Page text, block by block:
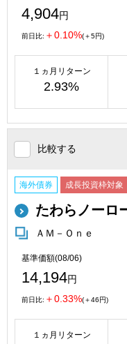
4,904円
前日比: ＋0.10%(＋5円)
１ヵ月リターン
2.93%
比較する
海外債券 成長投資枠対象
たわらノー
ＡＭ－Ｏｎｅ
基準価額(08/06)
14,194円
前日比: ＋0.33%(＋46円)
１ヵ月リターン